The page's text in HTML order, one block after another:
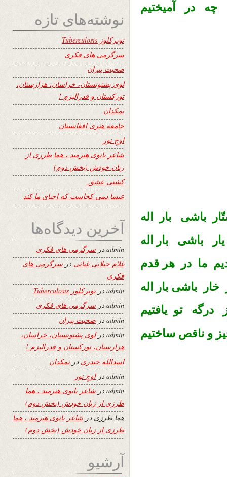
چه در آميختيم
باشى بار اله
باشى بار اله
ما در هر قدم
خار باشى بار اله
درگه تو يافتيم
و ناقص ساختيم
نوشته‌های تازه
توبرکلوز Tuberculosis
سرگرمی های فکری
صحبت پیران
لوی پشتونستان، خراسان، هزارستان،
تورکستان و فدرالیزم !
نمکدان
جامعه هنری افغانستان
اوجِ نور
شاعر بانوی هنرمند ، هما طرزی از
زبان خودش (بخش دوم)
کشتی عشق
عیسا دمی کجاست که احیای ما کند
آخرین دیدگاه‌ها
adminدر سرگرمی های فکری
غلام جیلانی غیاثی در سرگرمی های
فکری
adminدرتوبرکلوز Tuberculosis
adminدر سرگرمی های فکری
adminدر صحبت پیران
adminدرلوی پشتونستان، خراسان،
هزارستان، تورکستان و فدرالیزم !
اسدالله حیدری درنمکدان
adminدراوجِ نور
adminدر شاعر بانوی هنرمند ، هما
طرزی از زبان خودش (بخش دوم)
هما طرزی در شاعر بانوی هنرمند ، هما
طرزی از زبان خودش (بخش دوم)
آرشیو